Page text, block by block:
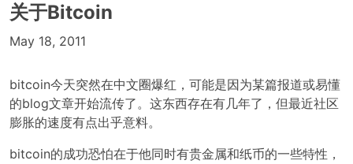
关于Bitcoin
May 18, 2011
bitcoin今天突然在中文圈爆红，可能是因为某篇报道或易懂
的blog文章开始流传了。这东西存在有几年了，但最近社区
膨胀的速度有点出乎意料。
bitcoin的成功恐怕在于他同时有贵金属和纸币的一些特性，